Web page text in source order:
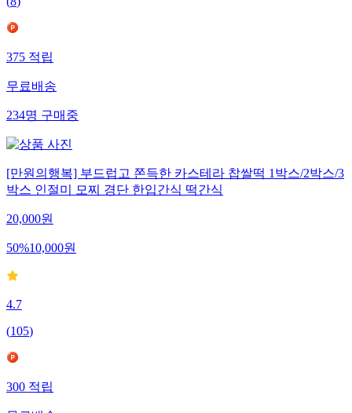
(8)
375적립
무료배송
234명구매중
[만원의행복] 부드럽고 쫀득한 카스테라 찹쌀떡 1박스/2박스/3
박스 인절미 모찌 경단 한입간식 떡간식
20,000원
50%10,000원
4.7
(105)
300적립